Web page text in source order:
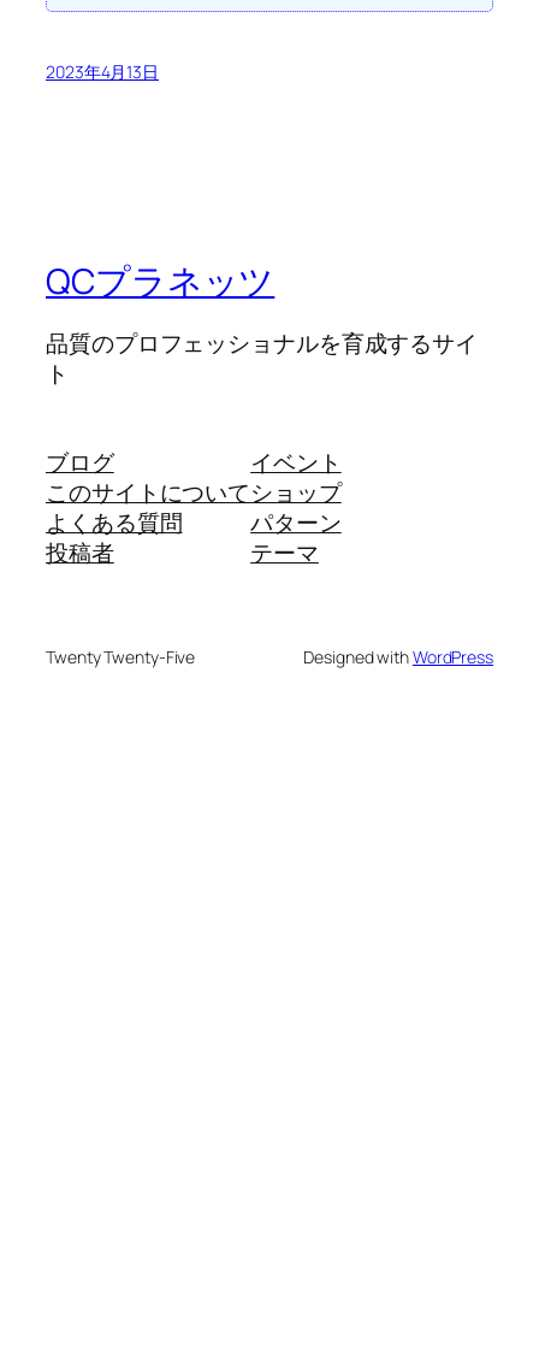
2023年4月13日
QCプラネッツ
品質のプロフェッショナルを育成するサイ
ト
ブログ
このサイトについて
よくある質問
投稿者
イベント
ショップ
パターン
テーマ
Twenty Twenty-Five Designed withWordPress